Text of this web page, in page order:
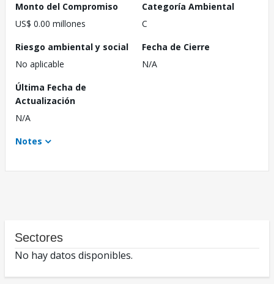
Monto del Compromiso
US$ 0.00 millones
Categoría Ambiental
C
Riesgo ambiental y social
No aplicable
Fecha de Cierre
N/A
Última Fecha de
Actualización
N/A
Notes
Sectores
No hay datos disponibles.